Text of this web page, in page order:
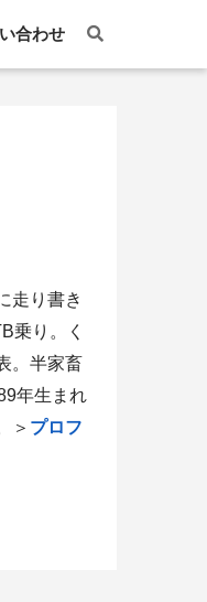
合わせ
走り書き
乗り。く
。半家畜
年生まれ
＞ プロフ